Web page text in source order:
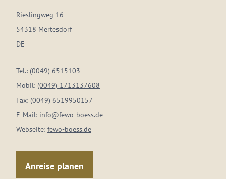
Rieslingweg 16
54318 Mertesdorf
DE
Tel.: (0049) 6515103
Mobil: (0049) 1713137608
Fax: (0049) 6519950157
E-Mail: info@fewo-boess.de
Webseite: fewo-boess.de
Anreise planen